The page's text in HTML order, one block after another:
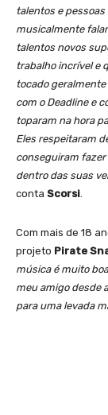
talentos e
musicalmente
talentos novos
trabalho incrível e
tocado
com o Deadline e
toparam na hora
Eles respeitaram
conseguiram fazer
dentro das suas
conta Scorsi
Com mais de 18
projeto Pirate
música é muito
meu amigo desde
para uma levada